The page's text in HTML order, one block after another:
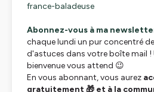
france-baladeuse
Abonnez-vous à ma
chaque lundi un pur concentré
d'astuces dans votre boîte mail !
bienvenue vous attend 😉
En vous abonnant, vous aurez
gratuitement 🎁 et à la